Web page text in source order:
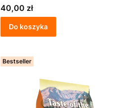
szczeniąt dużych ras 1kg
Cena
40,00 zł
Do koszyka
Bestseller